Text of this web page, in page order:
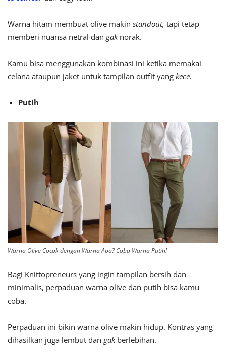
Warna hitam membuat olive makin standout, tapi tetap
memberi nuansa netral dan gak norak.
Kamu bisa menggunakan kombinasi ini ketika memakai
celana ataupun jaket untuk tampilan outfit yang kece.
Putih
Warna Olive Cocok dengan Warna Apa? Coba Warna Putih!
Bagi Knittopreneurs yang ingin tampilan bersih dan
minimalis, perpaduan warna olive dan putih bisa kamu
coba.
Perpaduan ini bikin warna olive makin hidup. Kontras yang
dihasilkan juga lembut dan gak berlebihan.